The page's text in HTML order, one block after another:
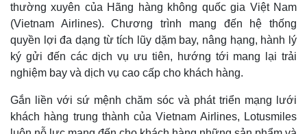
thường xuyên của Hãng hàng không quốc gia Việt Nam
(Vietnam Airlines). Chương trình mang đến hệ thống
quyền lợi đa dạng từ tích lũy dặm bay, nâng hạng, hành lý
ký gửi đến các dịch vụ ưu tiên, hướng tới mang lại trải
nghiệm bay và dịch vụ cao cấp cho khách hàng.
Gắn liền với sứ mệnh chăm sóc và phát triển mạng lưới
khách hàng trung thành của Vietnam Airlines, Lotusmiles